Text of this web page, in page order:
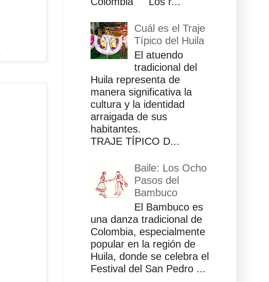
Cuál es el Traje
Típico del Huila
El atuendo
tradicional del
Huila representa de
manera significativa la
cultura y la identidad
arraigada de sus
habitantes.
TRAJE TÍPICO D...
Baile: Los Ocho
Pasos del
Bambuco
El Bambuco es
una danza tradicional de
Colombia, especialmente
popular en la región de
Huila, donde se celebra el
Festival del San Pedro ...